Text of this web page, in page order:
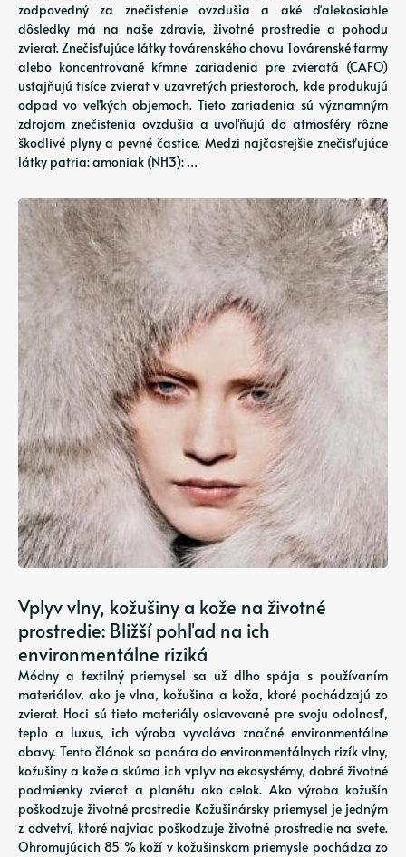
zodpovedný za znečistenie ovzdušia a aké ďalekosiahle
dôsledky má na naše zdravie, životné prostredie a pohodu
zvierat. Znečisťujúce látky továrenského chovu Továrenské farmy
alebo koncentrované kŕmne zariadenia pre zvieratá (CAFO)
ustajňujú tisíce zvierat v uzavretých priestoroch, kde produkujú
odpad vo veľkých objemoch. Tieto zariadenia sú významným
zdrojom znečistenia ovzdušia a uvoľňujú do atmosféry rôzne
škodlivé plyny a pevné častice. Medzi najčastejšie znečisťujúce
látky patria: amoniak (NH3): …
Vplyv vlny, kožušiny a kože na životné
prostredie: Bližší pohľad na ich
environmentálne riziká
Módny a textilný priemysel sa už dlho spája s používaním
materiálov, ako je vlna, kožušina a koža, ktoré pochádzajú zo
zvierat. Hoci sú tieto materiály oslavované pre svoju odolnosť,
teplo a luxus, ich výroba vyvoláva značné environmentálne
obavy. Tento článok sa ponára do environmentálnych rizík vlny,
kožušiny a kože a skúma ich vplyv na ekosystémy, dobré životné
podmienky zvierat a planétu ako celok. Ako výroba kožušín
poškodzuje životné prostredie Kožušinársky priemysel je jedným
z odvetví, ktoré najviac poškodzuje životné prostredie na svete.
Ohromujúcich 85 % koží v kožušinskom priemysle pochádza zo